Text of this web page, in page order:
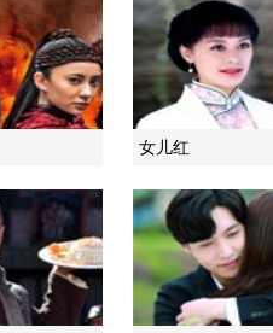
2021-01-17 09:50:22
《电视先锋榜》
20210103
2021-01-03 09:17:09
《电视先锋榜》
20201227
2020-12-27 10:03:32
女儿红